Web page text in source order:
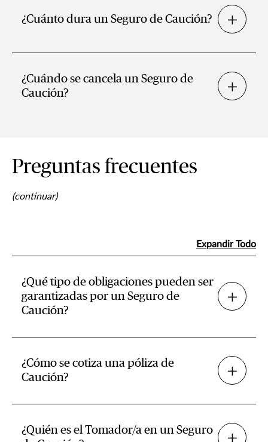
¿Cuánto dura un Seguro de Caución?
¿Cuándo se cancela un Seguro de
Caución?
Preguntas frecuentes
(continuar)
Expandir Todo
¿Qué tipo de obligaciones pueden ser
garantizadas por un Seguro de
Caución?
¿Cómo se cotiza una póliza de
Caución?
¿Quién es el Tomador/a en un Seguro